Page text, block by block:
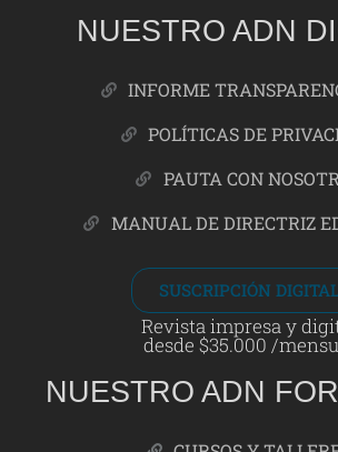
NUESTRO ADN
INFORME
POLÍTICAS DE
PAUTA CON
MANUAL DE DIRECTRIZ
SUSCRIPCIÓN
Revista impresa y
desde $35.000 /
NUESTRO ADN